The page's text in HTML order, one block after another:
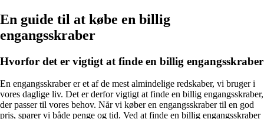
En guide til at købe en billig
engangsskraber
Hvorfor det er vigtigt at finde en billig engangsskraber
En engangsskraber er et af de mest almindelige redskaber, vi bruger i
vores daglige liv. Det er derfor vigtigt at finde en billig engangsskraber,
der passer til vores behov. Når vi køber en engangsskraber til en god
pris, sparer vi både penge og tid. Ved at finde en billig engangsskraber